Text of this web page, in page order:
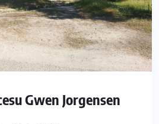
Gwen Jorgensen